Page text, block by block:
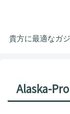
貴方に最適なガ
Alaska-